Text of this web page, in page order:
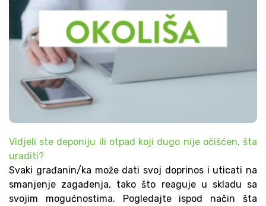
Vidjeli ste deponiju ili otpad koji dugo nije očišćen, šta
uraditi?
Svaki građanin/ka može dati svoj doprinos i uticati na
smanjenje zagađenja, tako što reaguje u skladu sa
svojim mogućnostima. Pogledajte ispod način šta